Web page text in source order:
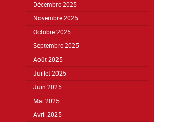
Décembre 2025
Novembre 2025
Octobre 2025
Septembre 2025
Août 2025
Juillet 2025
Juin 2025
Mai 2025
Avril 2025